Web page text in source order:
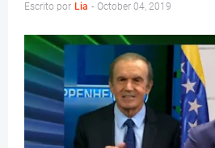
Escrito por Lia - October 04, 2019